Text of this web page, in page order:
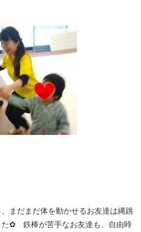
まだまだ体を動かせるお友達は縄跳
た✿ 鉄棒が苦手なお友達も、自由時